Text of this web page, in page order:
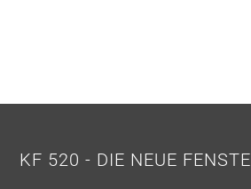
KF 520 - DIE NEUE